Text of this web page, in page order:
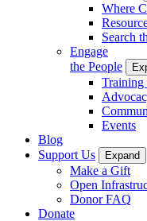
Where
Search
Engage
the People
Training
Events
Blog
Support Us
Expand
Make a Gift
Open
Donor FAQ
Donate